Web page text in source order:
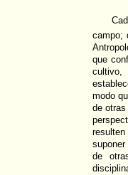
campo;
que
cultivo,
modo
de
de